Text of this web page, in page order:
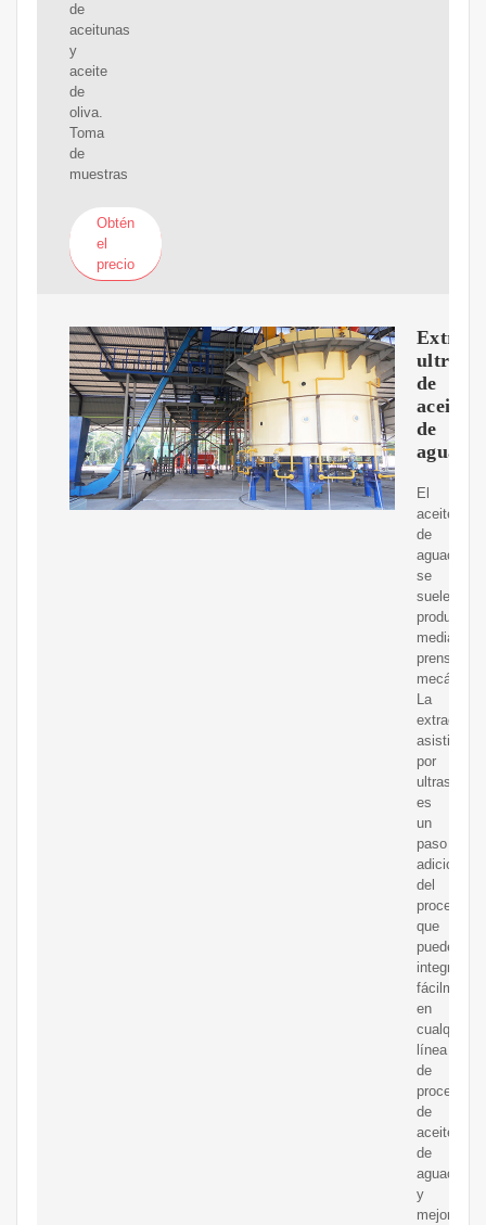
de
aceitunas
y
aceite
de
oliva.
Toma
de
muestras
Obtén
el
precio
de
aceite
de
El
aceite
de
aguacate
se
suele
producir
mediante
prensado
mecánico.
La
extracción
asistida
por
es
un
paso
adicional
del
proceso
que
puede
integrarse
fácilmente
en
cualquier
línea
de
de
aceite
de
aguacate
y
mejora